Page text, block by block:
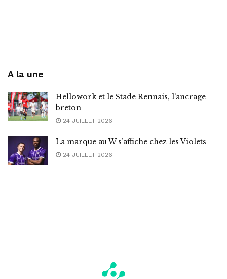
A la une
Hellowork et le Stade Rennais, l’ancrage
breton
24 JUILLET 2026
La marque au W s’affiche chez les Violets
24 JUILLET 2026